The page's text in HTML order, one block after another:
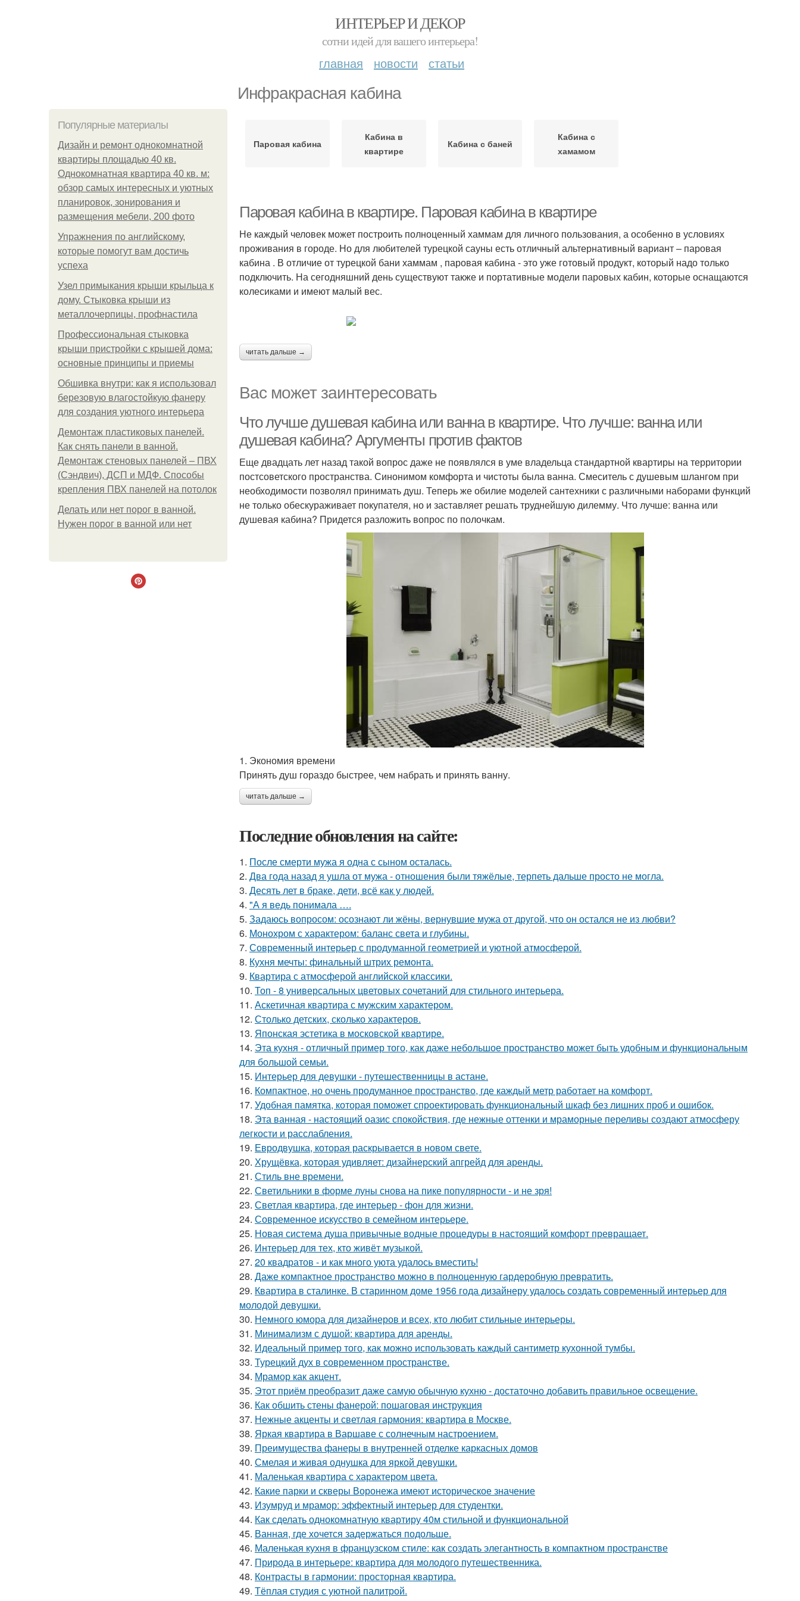
ИНТЕРЬЕР И ДЕКОР
сотни идей для вашего интерьера!
главная новости статьи
Инфракрасная кабина
Популярные материалы
Дизайн и ремонт однокомнатной
квартиры площадью 40 кв.
Однокомнатная квартира 40 кв. м:
обзор самых интересных и уютных
планировок, зонирования и
размещения мебели, 200 фото
Упражнения по английскому,
которые помогут вам достичь
успеха
Узел примыкания крыши крыльца к
дому. Стыковка крыши из
металлочерпицы, профнастила
Профессиональная стыковка
крыши пристройки с крышей дома:
основные принципы и приемы
Обшивка внутри: как я использовал
березовую влагостойкую фанеру
для создания уютного интерьера
Демонтаж пластиковых панелей.
Как снять панели в ванной.
Демонтаж стеновых панелей – ПВХ
(Сэндвич), ДСП и МДФ. Способы
крепления ПВХ панелей на потолок
Делать или нет порог в ванной.
Нужен порог в ванной или нет
Паровая кабина
Кабина в
квартире
Кабина с баней
Кабина с
хамамом
Паровая кабина в квартире. Паровая кабина в квартире
Не каждый человек может построить полноценный хаммам для личного пользования, а особенно в условиях
проживания в городе. Но для любителей турецкой сауны есть отличный альтернативный вариант – паровая
кабина . В отличие от турецкой бани хаммам , паровая кабина - это уже готовый продукт, который надо только
подключить. На сегодняшний день существуют также и портативные модели паровых кабин, которые оснащаются
колесиками и имеют малый вес.
читать дальше →
Вас может заинтересовать
Что лучше душевая кабина или ванна в квартире. Что лучше: ванна или
душевая кабина? Аргументы против фактов
Еще двадцать лет назад такой вопрос даже не появлялся в уме владельца стандартной квартиры на территории
постсоветского пространства. Синонимом комфорта и чистоты была ванна. Смеситель с душевым шлангом при
необходимости позволял принимать душ. Теперь же обилие моделей сантехники с различными наборами функций
не только обескураживает покупателя, но и заставляет решать труднейшую дилемму. Что лучше: ванна или
душевая кабина? Придется разложить вопрос по полочкам.
1. Экономия времени
Принять душ гораздо быстрее, чем набрать и принять ванну.
читать дальше →
Последние обновления на сайте:
1. После смерти мужа я одна с сыном осталась.
2. Два года назад я ушла от мужа - отношения были тяжёлые, терпеть дальше просто не могла.
3. Десять лет в браке, дети, всё как у людей.
4. "А я ведь понимала ….
5. Задаюсь вопросом: осознают ли жёны, вернувшие мужа от другой, что он остался не из любви?
6. Монохром с характером: баланс света и глубины.
7. Современный интерьер с продуманной геометрией и уютной атмосферой.
8. Кухня мечты: финальный штрих ремонта.
9. Квартира с атмосферой английской классики.
10. Топ - 8 универсальных цветовых сочетаний для стильного интерьера.
11. Аскетичная квартира с мужским характером.
12. Столько детских, сколько характеров.
13. Японская эстетика в московской квартире.
14. Эта кухня - отличный пример того, как даже небольшое пространство может быть удобным и функциональным
для большой семьи.
15. Интерьер для девушки - путешественницы в астане.
16. Компактное, но очень продуманное пространство, где каждый метр работает на комфорт.
17. Удобная памятка, которая поможет спроектировать функциональный шкаф без лишних проб и ошибок.
18. Эта ванная - настоящий оазис спокойствия, где нежные оттенки и мраморные переливы создают атмосферу
легкости и расслабления.
19. Евродвушка, которая раскрывается в новом свете.
20. Хрущёвка, которая удивляет: дизайнерский апгрейд для аренды.
21. Стиль вне времени.
22. Светильники в форме луны снова на пике популярности - и не зря!
23. Светлая квартира, где интерьер - фон для жизни.
24. Современное искусство в семейном интерьере.
25. Новая система душа привычные водные процедуры в настоящий комфорт превращает.
26. Интерьер для тех, кто живёт музыкой.
27. 20 квадратов - и как много уюта удалось вместить!
28. Даже компактное пространство можно в полноценную гардеробную превратить.
29. Квартира в сталинке. В старинном доме 1956 года дизайнеру удалось создать современный интерьер для
молодой девушки.
30. Немного юмора для дизайнеров и всех, кто любит стильные интерьеры.
31. Минимализм с душой: квартира для аренды.
32. Идеальный пример того, как можно использовать каждый сантиметр кухонной тумбы.
33. Турецкий дух в современном пространстве.
34. Мрамор как акцент.
35. Этот приём преобразит даже самую обычную кухню - достаточно добавить правильное освещение.
36. Как обшить стены фанерой: пошаговая инструкция
37. Нежные акценты и светлая гармония: квартира в Москве.
38. Яркая квартира в Варшаве с солнечным настроением.
39. Преимущества фанеры в внутренней отделке каркасных домов
40. Смелая и живая однушка для яркой девушки.
41. Маленькая квартира с характером цвета.
42. Какие парки и скверы Воронежа имеют историческое значение
43. Изумруд и мрамор: эффектный интерьер для студентки.
44. Как сделать однокомнатную квартиру 40м стильной и функциональной
45. Ванная, где хочется задержаться подольше.
46. Маленькая кухня в французском стиле: как создать элегантность в компактном пространстве
47. Природа в интерьере: квартира для молодого путешественника.
48. Контрасты в гармонии: просторная квартира.
49. Тёплая студия с уютной палитрой.